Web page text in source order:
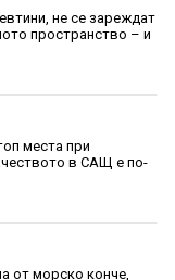
не се зареждат
пространство – и
места при
в САЩ е по-
от морско конче,